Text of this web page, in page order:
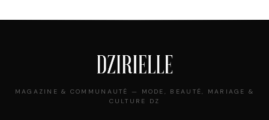
MAGAZINE & COMMUNAUTÉ — MODE, BEAUTÉ, MARIAGE &
CULTURE DZ